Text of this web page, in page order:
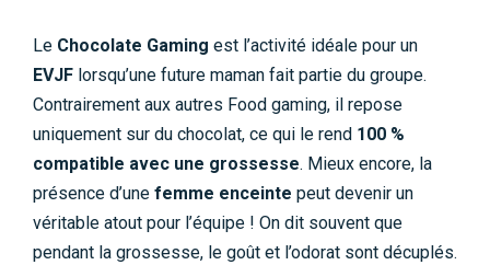
Le Chocolate Gaming est l’activité idéale pour un
EVJF lorsqu’une future maman fait partie du groupe.
Contrairement aux autres Food gaming, il repose
uniquement sur du chocolat, ce qui le rend 100 %
compatible avec une grossesse. Mieux encore, la
présence d’une femme enceinte peut devenir un
véritable atout pour l’équipe ! On dit souvent que
pendant la grossesse, le goût et l’odorat sont décuplés.